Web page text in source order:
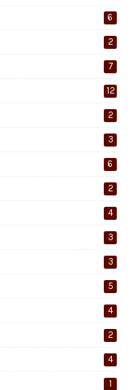
6
2
7
12
2
3
6
2
4
3
3
5
4
2
4
1